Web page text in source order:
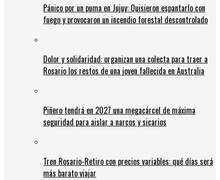
Pánico por un puma en Jujuy: Quisieron espantarlo con
fuego y provocaron un incendio forestal descontrolado
Dolor y solidaridad: organizan una colecta para traer a
Rosario los restos de una joven fallecida en Australia
Piñero tendrá en 2027 una megacárcel de máxima
seguridad para aislar a narcos y sicarios
Tren Rosario-Retiro con precios variables: qué días será
más barato viajar